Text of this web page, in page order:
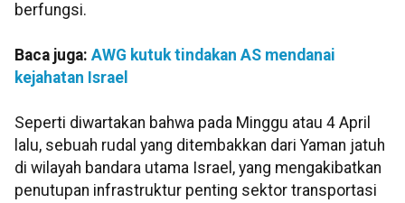
berfungsi.
Baca juga: AWG kutuk tindakan AS mendanai
kejahatan Israel
Seperti diwartakan bahwa pada Minggu atau 4 April
lalu, sebuah rudal yang ditembakkan dari Yaman jatuh
di wilayah bandara utama Israel, yang mengakibatkan
penutupan infrastruktur penting sektor transportasi